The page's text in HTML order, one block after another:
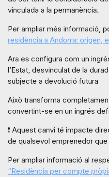
vinculada a la permanència.
Per ampliar més informació,
residència a Andorra: origen,
Ara es configura com un
l’Estat, desvinculat de la
subjecte a devolució futura
Això transforma
convertint-se en un ingrés
❗ Aquest canvi té impacte
de qualsevol emprenedor
Per ampliar informació al
“Residència per compte